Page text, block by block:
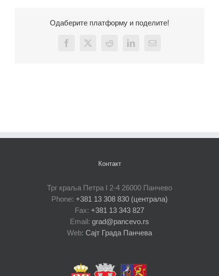
Одаберите платформу и поделите!
Facebook
X Reddit LinkedInEmail
Контакт
Трг краља Петра I 2-4 26000 Панчево
Phone: +381 13 308 830 (централа)
Fax: +381 13 343 827
Email: grad@pancevo.rs
Web: Сајт Града Панчева